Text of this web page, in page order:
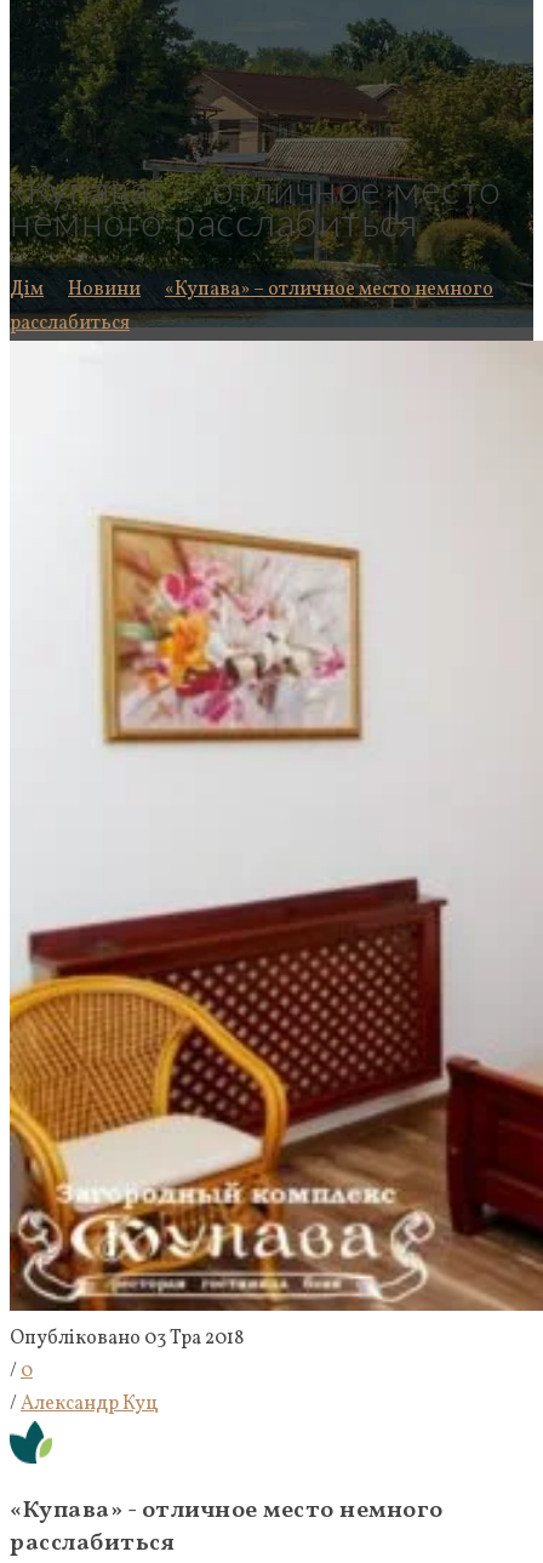
«Купава» – отличное место
немного расслабиться
Дім Новини
«Купава» – отличное место немного
расслабиться
Опубліковано 03 Тра 2018
/0
/Александр Куц
«Купава» - отличное место немного
расслабиться